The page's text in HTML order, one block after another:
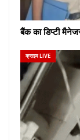
बैंक का डिप्टी
क्राइम LIVE